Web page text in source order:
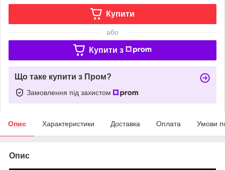
Купити
або
Купити з
Що таке купити з Пром?
Замовлення під захистом
Опис Характеристики Доставка Оплата Умови
Опис